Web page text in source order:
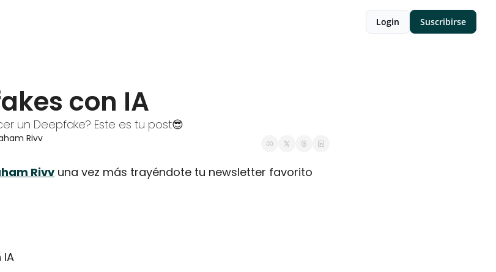
Login Suscribirse
con IA
un Deepfake? Este es tu post😎
Rivv
Rivv una vez más trayéndote tu newsletter favorito